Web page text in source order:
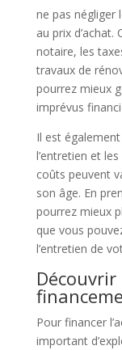
ne pas négliger
au prix
notaire, les
travaux de
pourrez mieux
imprévus
Il est
l’entretien et
coûts peuvent
son âge. En
pourrez mieux
que vous
l’entretien de
Pour financer
important